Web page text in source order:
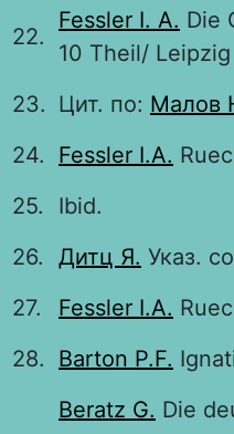
22.
Fessler I. A. Die
10 Theil/ Leipzig
23. Цит. по: Малов
24.
Fessler I.A.
25.
Ibid.
26.
Дитц Я. Указ.
27.
Fessler I.A.
28.
Barton P.F.
Beratz G. Die